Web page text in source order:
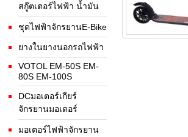
สกู๊ตเตอร์ไฟฟ้า น้ำมัน
ชุดไฟฟ้าจักรยานE-Bike
ยางในยางนอกรถไฟฟ้า
VOTOL EM-50S EM-
80S EM-100S
DCมอเตอร์เกียร์
จักรยานมอเตอร์
มอเตอร์ไฟฟ้าจักรยาน